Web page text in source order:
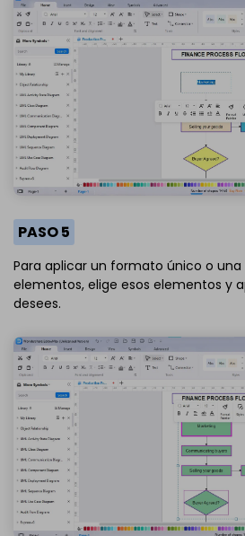
PASO 5
Para aplicar un formato único o
elementos, elige esos elementos y
desees.